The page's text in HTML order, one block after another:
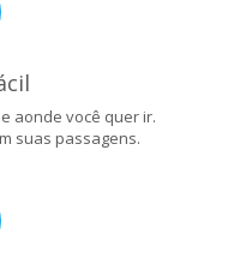
aonde você quer ir.
suas passagens.